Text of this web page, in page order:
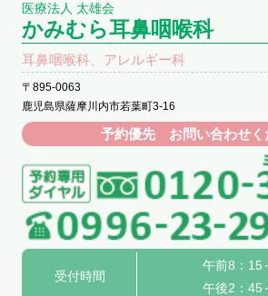
医療法人 太雄会
かみむら耳鼻咽喉科
耳鼻咽喉科、アレルギー科
〒895-0063
鹿児島県薩摩川内市若葉町3-16
予約優先 お問い合わせく
受付時間
午前8：15
午後2：